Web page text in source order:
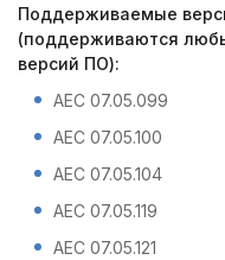
Поддерживаемые
(поддерживаются
версий ПО):
AEC 07.05.099
AEC 07.05.100
AEC 07.05.104
AEC 07.05.119
AEC 07.05.121